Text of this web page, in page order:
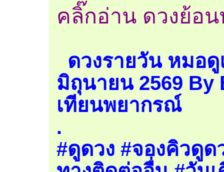
คลิ๊กอ่าน ดวงย้อ
ดวงรายวัน หมอ
มิถุนายน 2569 By
เทียนพยากรณ์
.
#ดูดวง #จองคิวดูด